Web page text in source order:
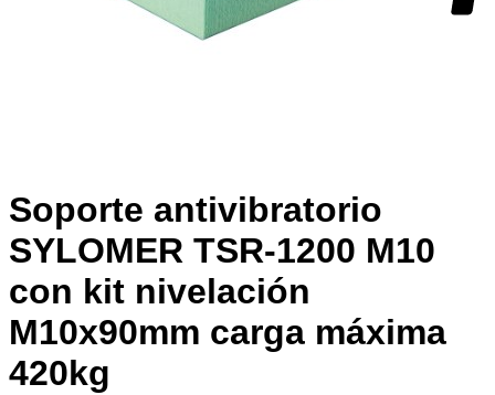
Soporte antivibratorio
SYLOMER TSR-1200 M10
con kit nivelación
M10x90mm carga máxima
420kg